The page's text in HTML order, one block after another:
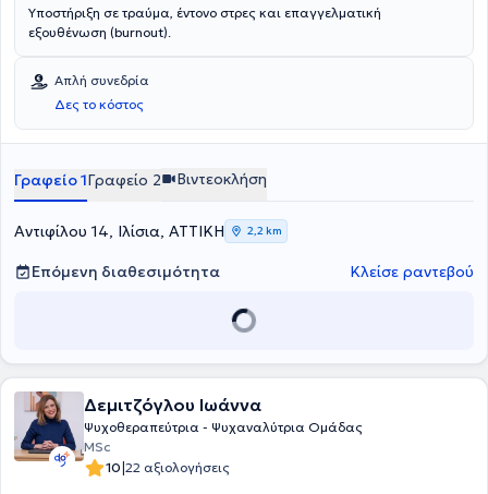
Υποστήριξη σε τραύμα, έντονο στρες και επαγγελματική
εξουθένωση (burnout).
Απλή συνεδρία
Δες το κόστος
Γραφείο 1Γραφείο 2 Βιντεοκλήση
Αντιφίλου 14, Ιλίσια, ΑΤΤΙΚΗ 2,2 km
Επόμενη διαθεσιμότητα Κλείσε ραντεβού
Δεμιτζόγλου Ιωάννα
Ψυχοθεραπεύτρια - Ψυχαναλύτρια Ομάδας
MSc
10|22 αξιολογήσεις